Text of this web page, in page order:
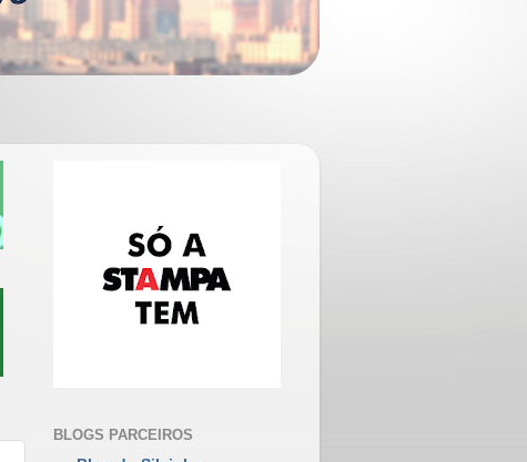
BLOGS PARCEIROS